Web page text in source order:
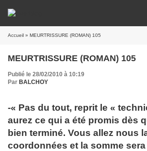
Accueil » MEURTRISSURE (ROMAN) 105
MEURTRISSURE (ROMAN) 105
Publié le 28/02/2010 à 10:19
Par BALCHOY
-« Pas du tout, reprit le «
aurez ce qui a été promis dès
bien terminé. Vous allez nous
coordonnées et la somme